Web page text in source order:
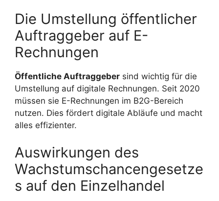
Die Umstellung öffentlicher
Auftraggeber auf E-
Rechnungen
Öffentliche Auftraggeber sind wichtig für die
Umstellung auf digitale Rechnungen. Seit 2020
müssen sie E-Rechnungen im B2G-Bereich
nutzen. Dies fördert digitale Abläufe und macht
alles effizienter.
Auswirkungen des
Wachstumschancengesetze
s auf den Einzelhandel